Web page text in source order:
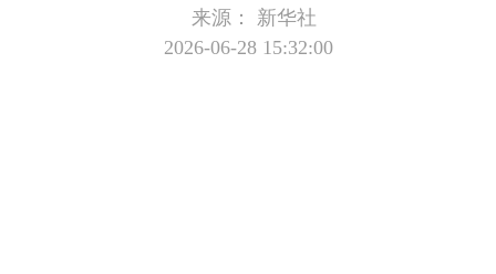
来源：
新华社
2026-06-28 15:32:00